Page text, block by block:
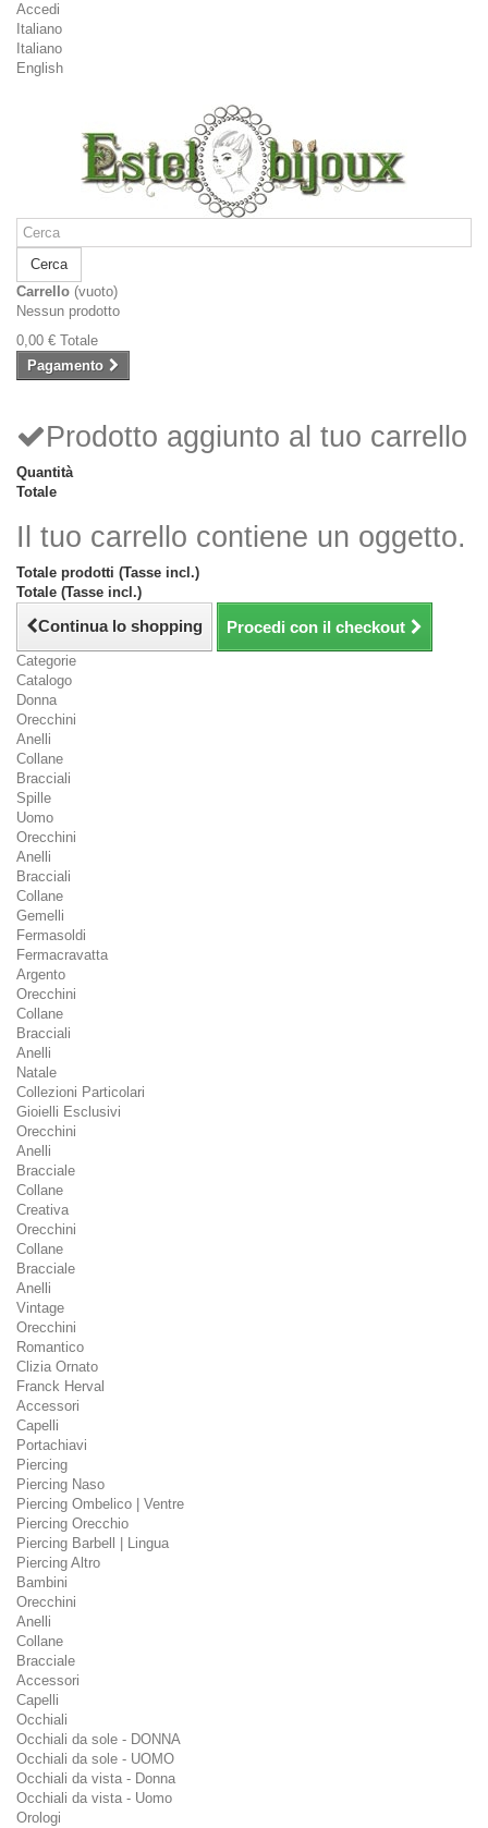
Accedi
Italiano
Italiano
English
Cerca
Carrello (vuoto)
Nessun prodotto
0,00 € Totale
Pagamento
Prodotto aggiunto al tuo carrello
Quantità
Totale
Il tuo carrello contiene un oggetto.
Totale prodotti (Tasse incl.)
Totale (Tasse incl.)
Continua lo shopping Procedi con il checkout
Categorie
Catalogo
Donna
Orecchini
Anelli
Collane
Bracciali
Spille
Uomo
Orecchini
Anelli
Bracciali
Collane
Gemelli
Fermasoldi
Fermacravatta
Argento
Orecchini
Collane
Bracciali
Anelli
Natale
Collezioni Particolari
Gioielli Esclusivi
Orecchini
Anelli
Bracciale
Collane
Creativa
Orecchini
Collane
Bracciale
Anelli
Vintage
Orecchini
Romantico
Clizia Ornato
Franck Herval
Accessori
Capelli
Portachiavi
Piercing
Piercing Naso
Piercing Ombelico | Ventre
Piercing Orecchio
Piercing Barbell | Lingua
Piercing Altro
Bambini
Orecchini
Anelli
Collane
Bracciale
Accessori
Capelli
Occhiali
Occhiali da sole - DONNA
Occhiali da sole - UOMO
Occhiali da vista - Donna
Occhiali da vista - Uomo
Orologi